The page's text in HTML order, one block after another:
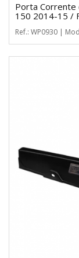
Porta Corrente
150 2014-15 /
Ref.: WP0930 |